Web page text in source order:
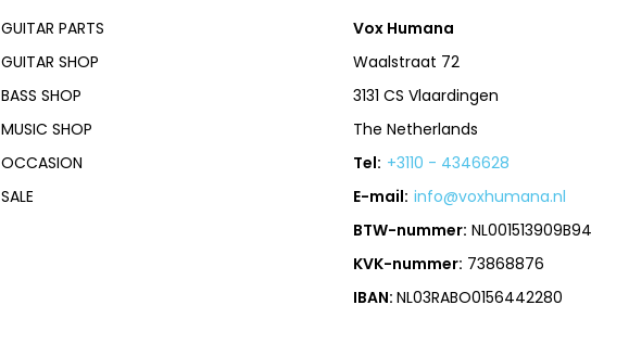
GUITAR PARTS
GUITAR SHOP
BASS SHOP
MUSIC SHOP
OCCASION
SALE
Vox Humana
Waalstraat 72
3131 CS Vlaardingen
The Netherlands
Tel: +3110 - 4346628
E-mail: info@voxhumana.nl
BTW-nummer: NL001513909B94
KVK-nummer: 73868876
IBAN:NL03RABO0156442280